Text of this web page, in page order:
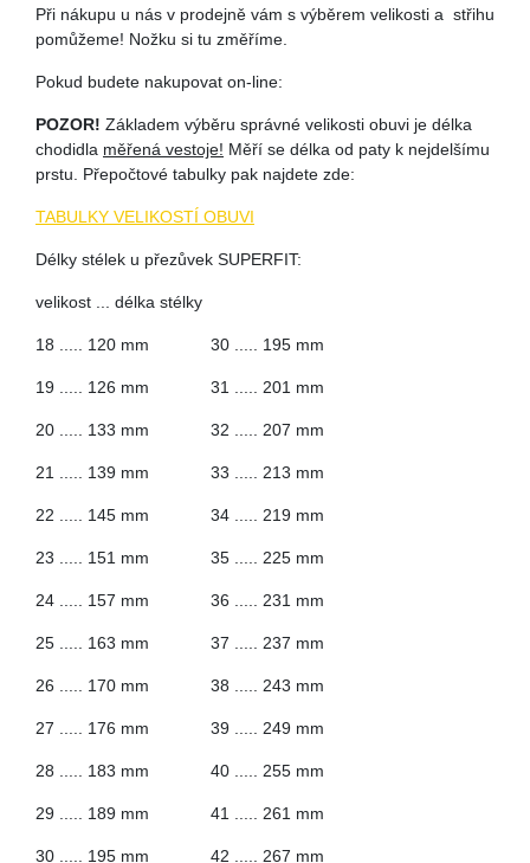
Při nákupu u nás v prodejně vám s výběrem velikosti a střihu
pomůžeme! Nožku si tu změříme.
Pokud budete nakupovat on-line:
POZOR! Základem výběru správné velikosti obuvi je délka
chodidla měřená vestoje! Měří se délka od paty k nejdelšímu
prstu. Přepočtové tabulky pak najdete zde:
TABULKY VELIKOSTÍ OBUVI
Délky stélek u přezůvek SUPERFIT:
velikost ... délka stélky
18 ..... 120 mm 30 ..... 195 mm
19 ..... 126 mm 31 ..... 201 mm
20 ..... 133 mm 32 ..... 207 mm
21 ..... 139 mm 33 ..... 213 mm
22 ..... 145 mm 34 ..... 219 mm
23 ..... 151 mm 35 ..... 225 mm
24 ..... 157 mm 36 ..... 231 mm
25 ..... 163 mm 37 ..... 237 mm
26 ..... 170 mm 38 ..... 243 mm
27 ..... 176 mm 39 ..... 249 mm
28 ..... 183 mm 40 ..... 255 mm
29 ..... 189 mm 41 ..... 261 mm
30 ..... 195 mm 42 ..... 267 mm